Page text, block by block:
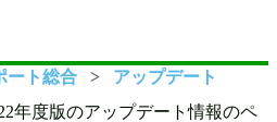
ート総合
アップデート
年度版のアップデート情報のペ